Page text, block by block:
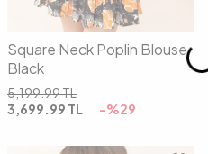
Square Neck Poplin Blouse
Black
5,199.99TL
3,699.99 TL -%29